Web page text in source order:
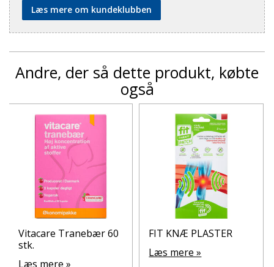
Læs mere om kundeklubben
Andre, der så dette produkt, købte
også
Vitacare Tranebær 60
stk.
Læs mere »
FIT KNÆ PLASTER
Læs mere »